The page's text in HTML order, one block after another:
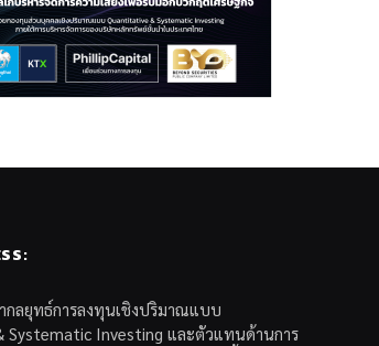
ลยุทธ์การลงทุนเชิงปริมาณแบบ
Systematic Investing และตัวแทนด้านการ